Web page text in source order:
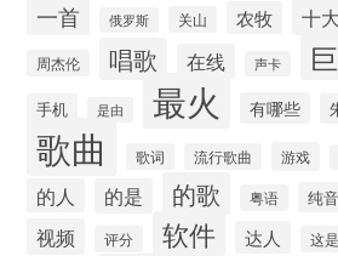
一首 俄罗斯 关山 农牧 十大
周杰伦 唱歌 在线 声卡
手机 是由 最火 有哪些
歌曲 歌词 流行歌曲 游戏
的人 的是 的歌 粤语 纯
视频 评分 软件 达人 这是